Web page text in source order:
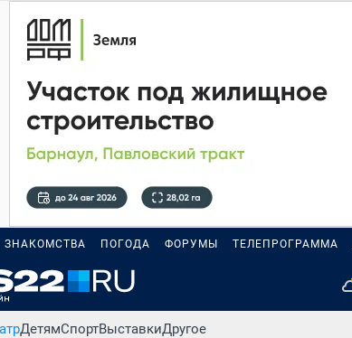
ЗНАКОМСТВА ПОГОДА ФОРУМЫ ТЕЛЕПРОГРАММА
ДетямСпортВыставкиДругое